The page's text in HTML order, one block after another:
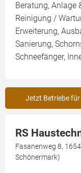
Beratung, Anlage
Reinigung /
Erweiterung,
Sanierung,
Schneefänger,
Jetzt Betriebe für
RS
Fasanenweg 8,
Schönermark)